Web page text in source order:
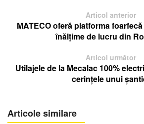
Articol anterior
MATECO oferă platforma
înălțime de lucru din
Articol următor
Utilajele de la Mecalac 100%
cerințele unui
Articole similare